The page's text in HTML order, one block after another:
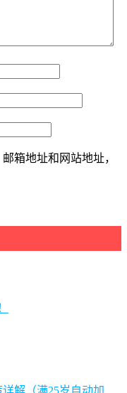
箱地址和网站地址，